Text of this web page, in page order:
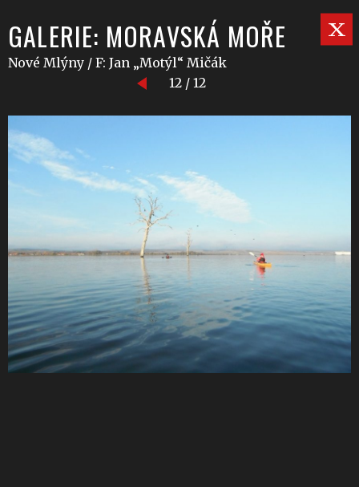
GALERIE: MORAVSKÁ MOŘE
Nové Mlýny / F: Jan „Motýl“ Mičák
12 / 12